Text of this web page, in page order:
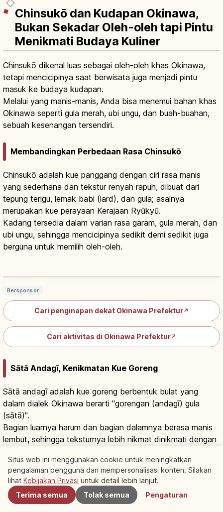
Chinsukō dan Kudapan Okinawa,
Bukan Sekadar Oleh-oleh tapi Pintu
Menikmati Budaya Kuliner
Chinsukō dikenal luas sebagai oleh-oleh khas Okinawa,
tetapi mencicipinya saat berwisata juga menjadi pintu
masuk ke budaya kudapan.
Melalui yang manis-manis, Anda bisa menemui bahan khas
Okinawa seperti gula merah, ubi ungu, dan buah-buahan,
sebuah kesenangan tersendiri.
Membandingkan Perbedaan Rasa Chinsukō
Chinsukō adalah kue panggang dengan ciri rasa manis
yang sederhana dan tekstur renyah rapuh, dibuat dari
tepung terigu, lemak babi (lard), dan gula; asalnya
merupakan kue perayaan Kerajaan Ryūkyū.
Kadang tersedia dalam varian rasa garam, gula merah, dan
ubi ungu, sehingga mencicipinya sedikit demi sedikit juga
berguna untuk memilih oleh-oleh.
Chinsuko Okinawa: Kue Panggang GI
Bersponsor
Cari penginapan dekat Okinawa Prefektur↗
Cari aktivitas di Okinawa Prefektur↗
Sātā Andagī, Kenikmatan Kue Goreng
Sātā andagī adalah kue goreng berbentuk bulat yang
dalam dialek Okinawa berarti "gorengan (andagī) gula
(sātā)".
Bagian luarnya harum dan bagian dalamnya berasa manis
lembut, sehingga teksturnya lebih nikmat dinikmati dengan
Apa Itu Sata Andagi? Donat Goreng
Okinawa dan Varian Rasa
Baca artikel→
Bersponsor
Terdekat
Situs web ini menggunakan cookie untuk meningkatkan
pengalaman pengguna dan mempersonalisasi konten. Silakan
lihat Kebijakan Privasi untuk detail lebih lanjut.
Terima semua
Tolak semua Pengaturan